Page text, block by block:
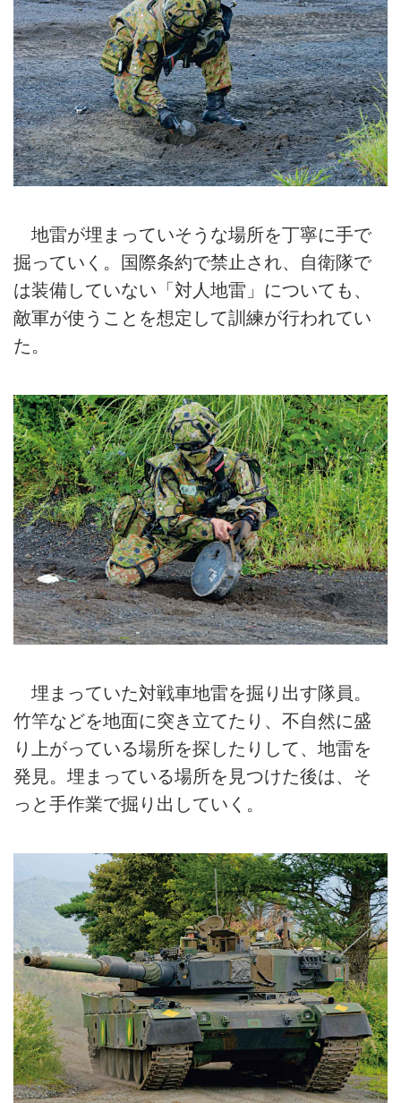
地雷が埋まっていそうな場所を丁寧に手で
掘っていく。国際条約で禁止され、自衛隊で
は装備していない「対人地雷」についても、
敵軍が使うことを想定して訓練が行われてい
た。
埋まっていた対戦車地雷を掘り出す隊員。
竹竿などを地面に突き立てたり、不自然に盛
り上がっている場所を探したりして、地雷を
発見。埋まっている場所を見つけた後は、そ
っと手作業で掘り出していく。